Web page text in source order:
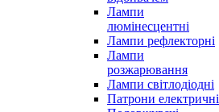
Лампи
люмінесцентні
Лампи рефлекторні
Лампи
розжарювання
Лампи світлодіодні
Патрони електричні